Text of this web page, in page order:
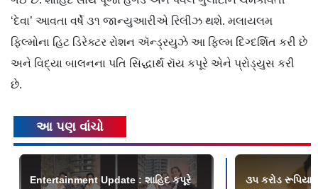
‘દેવા’ આવતા વર્ષે ૩૧ જાન્યુઆરીએ રિલીઝ થશે. મલાયલમ
ફિલ્મોના હિટ ડિરેક્ટર રોશન ઍન્ડ્રયુઝે આ ફિલ્મ દિગ્દર્શિત કરી છે
અને વિદ્યા બાલનના પતિ સિદ્ધાર્થ રૉય કપૂરે એને પ્રોડ્યુસ કરી
છે.
આ પણ વાંચો
Entertainment Update : શાહિદ કપૂરે
૩૫ કરોડ